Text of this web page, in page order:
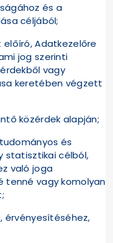
és a
céljából;
Adatkezelőre
jog szerinti
vagy
keretében végzett
közérdek alapján;
és
statisztikai célból,
való joga
vagy komolyan
érvényesítéséhez,